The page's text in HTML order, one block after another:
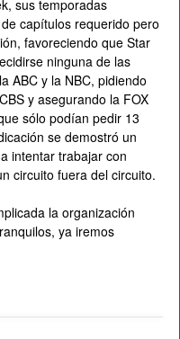
sus temporadas
capítulos requerido pero
favoreciendo que Star
ninguna de las
ABC y la NBC, pidiendo
y asegurando la FOX
sólo podían pedir 13
se demostró un
intentar trabajar con
circuito fuera del circuito.
la organización
ya iremos